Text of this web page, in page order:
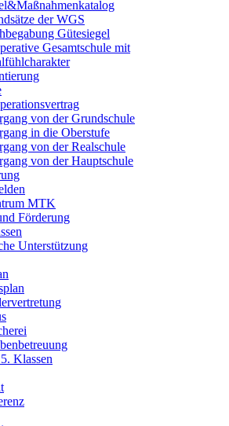
der WGS
Gütesiegel
Gesamtschule mit
von der Grundschule
in die Oberstufe
von der Realschule
von der Hauptschule
MTK
Förderung
Unterstützung
Klassen